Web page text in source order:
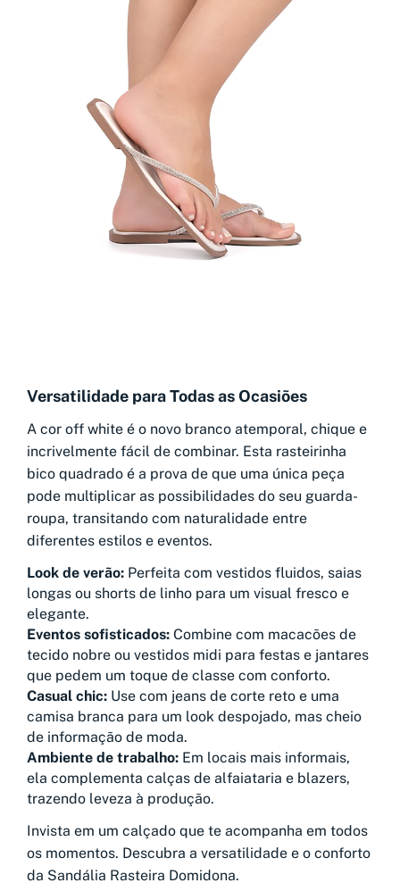
Versatilidade para Todas as Ocasiões
A cor off white é o novo branco atemporal, chique e
incrivelmente fácil de combinar. Esta rasteirinha
bico quadrado é a prova de que uma única peça
pode multiplicar as possibilidades do seu guarda-
roupa, transitando com naturalidade entre
diferentes estilos e eventos.
Look de verão: Perfeita com vestidos fluidos, saias
longas ou shorts de linho para um visual fresco e
elegante.
Eventos sofisticados: Combine com macacões de
tecido nobre ou vestidos midi para festas e jantares
que pedem um toque de classe com conforto.
Casual chic: Use com jeans de corte reto e uma
camisa branca para um look despojado, mas cheio
de informação de moda.
Ambiente de trabalho: Em locais mais informais,
ela complementa calças de alfaiataria e blazers,
trazendo leveza à produção.
Invista em um calçado que te acompanha em todos
os momentos. Descubra a versatilidade e o conforto
da Sandália Rasteira Domidona.